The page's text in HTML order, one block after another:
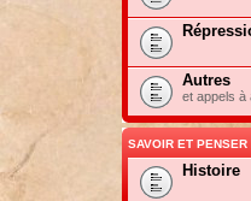
Autres
et appels à
SAVOIR ET
Histoire